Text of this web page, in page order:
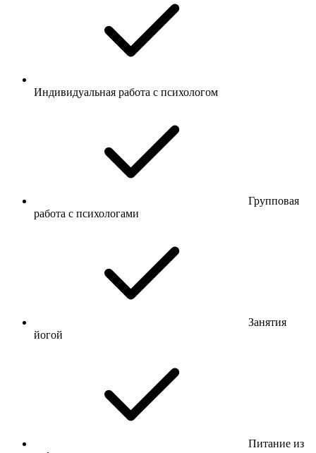
Индивидуальная работа с психологом
Групповая
работа с психологами
Занятия
йогой
Питание из